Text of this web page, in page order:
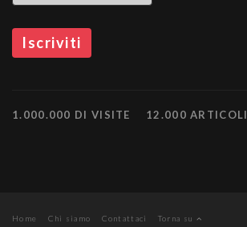
1.000.000 DI VISITE 12.000 ARTICOLI
Home Chi siamo Contattaci
Torna su